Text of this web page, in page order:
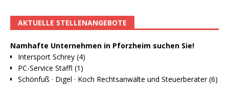
AKTUELLE STELLENANGEBOTE
Namhafte Unternehmen in Pforzheim suchen Sie!
Intersport Schrey (4)
PC-Service Staffl (1)
Schönfuß · Digel · Koch Rechtsanwälte und Steuerberater (6)